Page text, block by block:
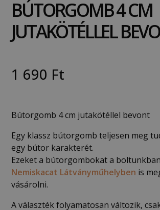
BÚTORGOMB 4 CM
JUTAKÖTÉLLEL
1 690 Ft
Bútorgomb 4 cm jutakötéllel bevont
Egy klassz bútorgomb teljesen meg
egy bútor karakterét.
Ezeket a bútorgombokat a
Nemiskacat Látványműhelyben is
vásárolni.
A választék folyamatosan változik,